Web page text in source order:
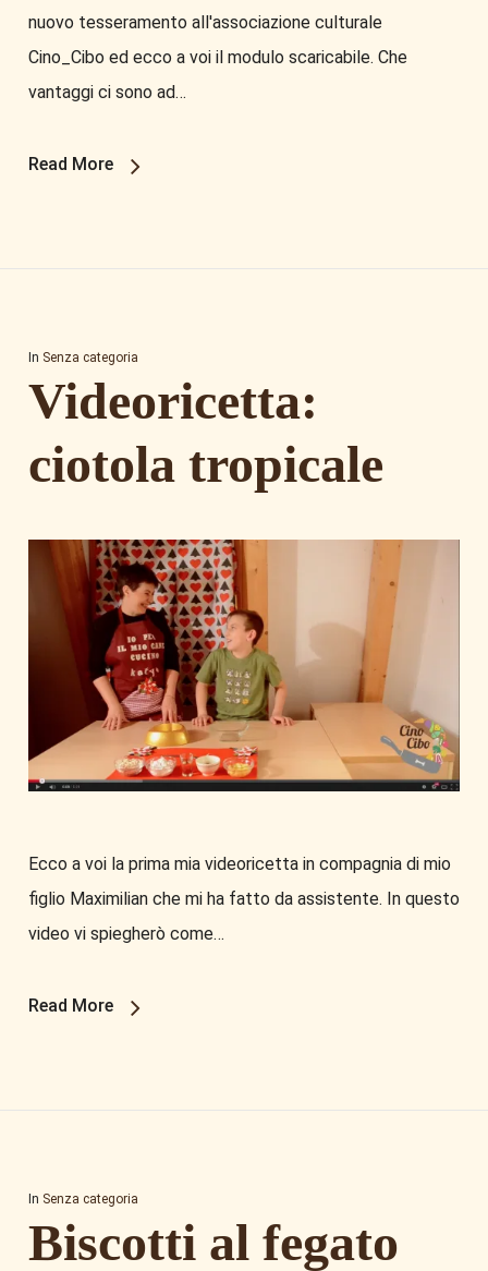
nuovo tesseramento all'associazione culturale
Cino_Cibo ed ecco a voi il modulo scaricabile. Che
vantaggi ci sono ad…
Read More
In Senza categoria
Videoricetta:
ciotola tropicale
Ecco a voi la prima mia videoricetta in compagnia di mio
figlio Maximilian che mi ha fatto da assistente. In questo
video vi spiegherò come…
Read More
In Senza categoria
Biscotti al fegato